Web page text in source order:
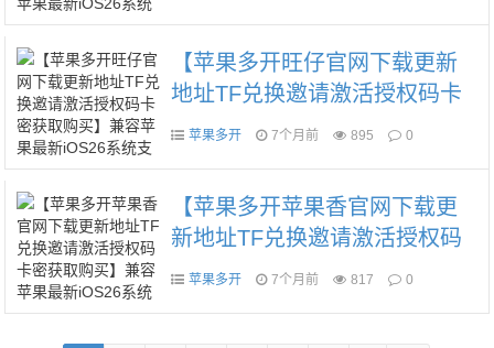
红包秒抢朋友圈图文大视频一
键转发
【苹果多开旺仔官网下载更新
地址TF兑换邀请激活授权码卡
密获取购买】兼容苹果最新iOS
大视频一键转发
苹果多开 7个月前 895 0
【苹果多开苹果香官网下载更
新地址TF兑换邀请激活授权码
卡密获取购买】兼容苹果最新i
苹果多开 7个月前 817 0